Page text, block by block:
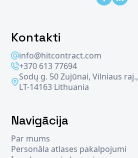
Kontakti
info@hitcontract.com
+370 613 77694
Sodų g. 50 Zujūnai, Vilniaus raj.,
LT-14163 Lithuania
Navigācija
Par mums
Personāla atlases pakalpojumi